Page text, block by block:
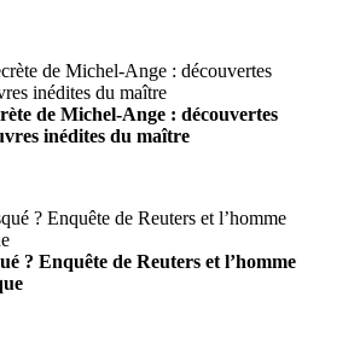
de Michel-Ange : découvertes
inédites du maître
? Enquête de Reuters et l’homme